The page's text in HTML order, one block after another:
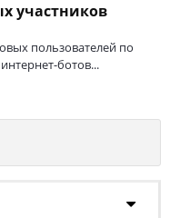
участников
пользователей по
ботов...